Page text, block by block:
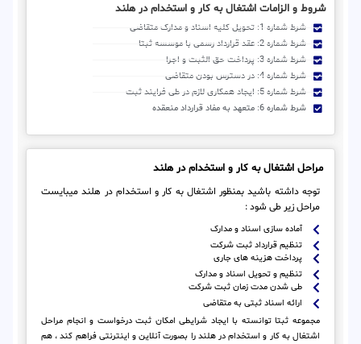
شروط و الزامات اشتغال به کار و استخدام در هلند
شرط شماره 1: تحویل کلیه اسناد و مدارک متقاضی
شرط شماره 2: عقد قرارداد رسمی با موسسه ثبتا
شرط شماره 3: پرداخت حق الثبت و اجرا
شرط شماره 4: در دسترس بودن متقاضی
شرط شماره 5: ایجاد همکاری لازم در طی فرایند ثبت
شرط شماره 6: متعهد به مفاد قرارداد منعقده
مراحل اشتغال به کار و استخدام در هلند
توجه داشته باشید بمنظور اشتغال به کار و استخدام در هلند میبایست
مراحل زیر طی شود :
آماده سازی اسناد و مدارک
تنظیم قرارداد ثبت شرکت
پرداخت هزینه های جاری
تنظیم و تحویل اسناد و مدارک
طی شدن مدت زمان ثبت شرکت
ارائه اسناد ثبتی به متقاضی
مجموعه ثبتا توانسته با ایجاد شرایطی امکان ثبت درخواست و انجام مراحل
اشتغال به کار و استخدام در هلند را بصورت آنلاین و اینترنتی فراهم کند ، هم